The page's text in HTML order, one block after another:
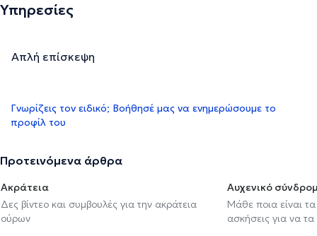
Υπηρεσίες
Απλή επίσκεψη
Γνωρίζεις τον ειδικό; Βοήθησέ μας να ενημερώσουμε το
προφίλ του
Προτεινόμενα άρθρα
Ακράτεια
Δες βίντεο και συμβουλές για την ακράτεια
ούρων
Αυχενικό
Μάθε ποια είναι
ασκήσεις για να τα